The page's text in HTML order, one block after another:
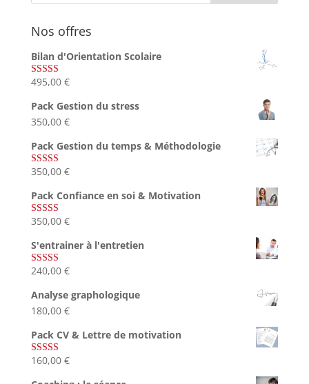
Nos offres
Bilan d'Orientation Scolaire
Note4.75
495,00 €
Pack Gestion du stress
350,00 €
Pack Gestion du temps & Méthodologie
Note5.00
350,00 €
Pack Confiance en soi & Motivation
Note5.00
350,00 €
S'entrainer à l'entretien
Note4.83
240,00 €
Analyse graphologique
180,00 €
Pack CV & Lettre de motivation
Note5.00
160,00 €